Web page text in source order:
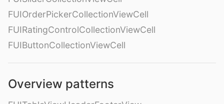
FUIOrderPickerCollectionViewCell
FUIRatingControlCollectionViewCell
FUIButtonCollectionViewCell
Overview patterns